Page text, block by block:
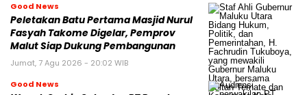
Good News
Peletakan Batu Pertama Masjid Nurul
Fasyah Takome Digelar, Pemprov
Malut Siap Dukung Pembangunan
Jumat, 7 Agu 2026 - 20:02 WIB
Good News